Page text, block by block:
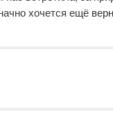
хочется ещё